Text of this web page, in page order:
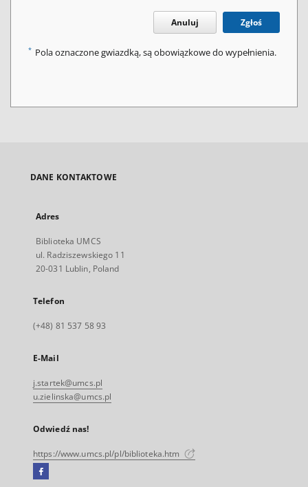
Anuluj Zgłoś
* Pola oznaczone gwiazdką, są obowiązkowe do wypełnienia.
DANE KONTAKTOWE
Adres
Biblioteka UMCS
ul. Radziszewskiego 11
20-031 Lublin, Poland
Telefon
(+48) 81 537 58 93
E-Mail
j.startek@umcs.pl
u.zielinska@umcs.pl
Odwiedź nas!
https://www.umcs.pl/pl/biblioteka.htm
Facebook